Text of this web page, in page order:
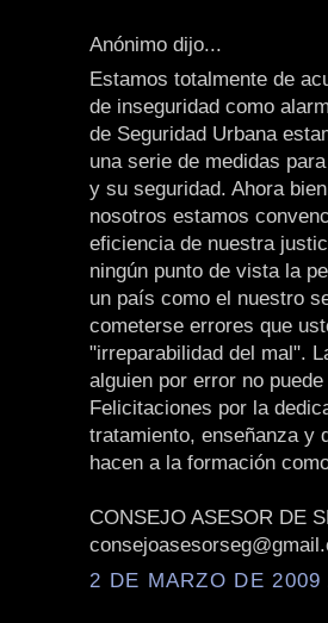
Anónimo dijo...
Estamos totalmente de
de inseguridad como
de Seguridad Urbana
una serie de medidas
y su seguridad. Ahora
nosotros estamos
eficiencia de nuestra
ningún punto de vista la
un país como el nuestro
cometerse errores que
"irreparabilidad del mal".
alguien por error no
Felicitaciones por la
tratamiento, enseñanza y
hacen a la formación
CONSEJO ASESOR DE
2 DE MARZO DE 2009